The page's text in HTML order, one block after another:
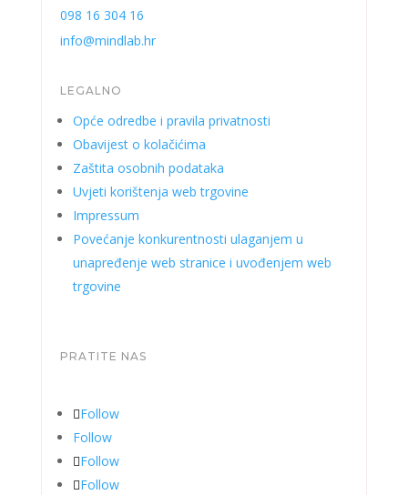
098 16 304 16
info@mindlab.hr
LEGALNO
Opće odredbe i pravila privatnosti
Obavijest o kolačićima
Zaštita osobnih podataka
Uvjeti korištenja web trgovine
Impressum
Povećanje konkurentnosti ulaganjem u
unapređenje web stranice i uvođenjem web
trgovine
PRATITE NAS
Follow
Follow
Follow
Follow